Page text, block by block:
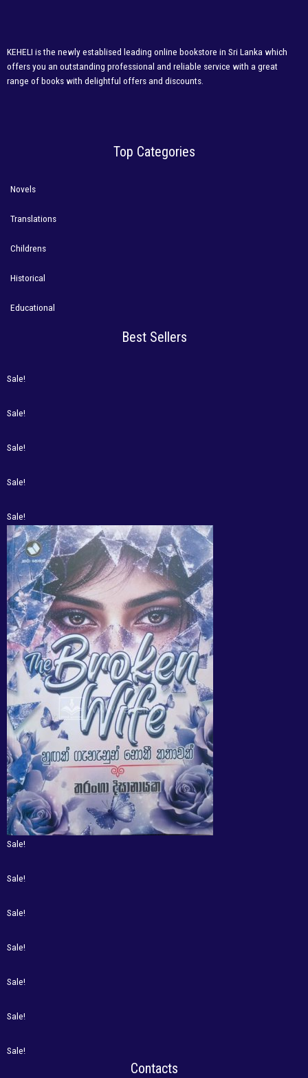
KEHELI is the newly establised leading online bookstore in Sri Lanka which
offers you an outstanding professional and reliable service with a great
range of books with delightful offers and discounts.
Top Categories
Novels
Translations
Childrens
Historical
Educational
Best Sellers
Sale!
Sale!
Sale!
Sale!
Sale!
Sale!
Sale!
Sale!
Sale!
Sale!
Sale!
Sale!
Contacts